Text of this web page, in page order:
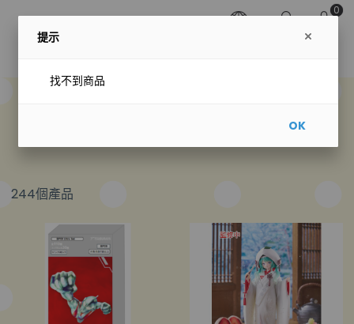
0
244個產品
提示
找不到商品
OK